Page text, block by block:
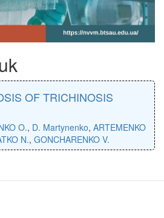
OF TRICHINOSIS
O., D. Martynenko, ARTEMENKO
N., GONCHARENKO V.